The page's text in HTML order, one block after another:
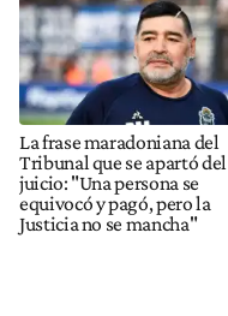
La frase maradoniana del
Tribunal que se apartó del
juicio: "Una persona se
equivocó y pagó, pero la
Justicia no se mancha"